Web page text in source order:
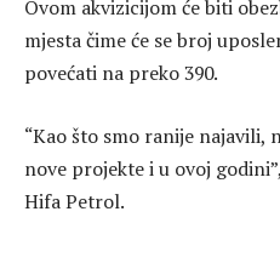
Ovom akvizicijom će biti
mjesta čime će se broj
povećati na preko 390.
“Kao što smo ranije najavili,
nove projekte i u ovoj
Hifa Petrol.